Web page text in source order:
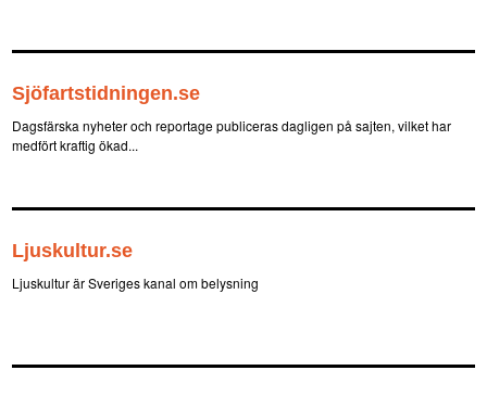
Sjöfartstidningen.se
Dagsfärska nyheter och reportage publiceras dagligen på sajten, vilket har
medfört kraftig ökad...
Ljuskultur.se
Ljuskultur är Sveriges kanal om belysning